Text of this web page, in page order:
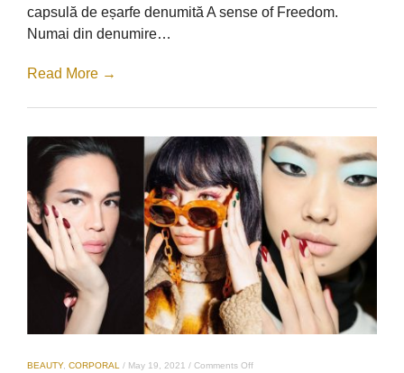
de
capsulă de eșarfe denumită A sense of Freedom.
Numai din denumire…
Read More →
BEAUTY, CORPORAL / May 19, 2021 / Comments Offon